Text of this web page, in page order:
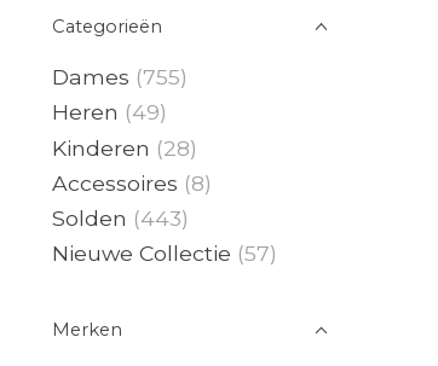
Categorieën
Dames (755)
Heren (49)
Kinderen (28)
Accessoires (8)
Solden (443)
Nieuwe Collectie (57)
Merken